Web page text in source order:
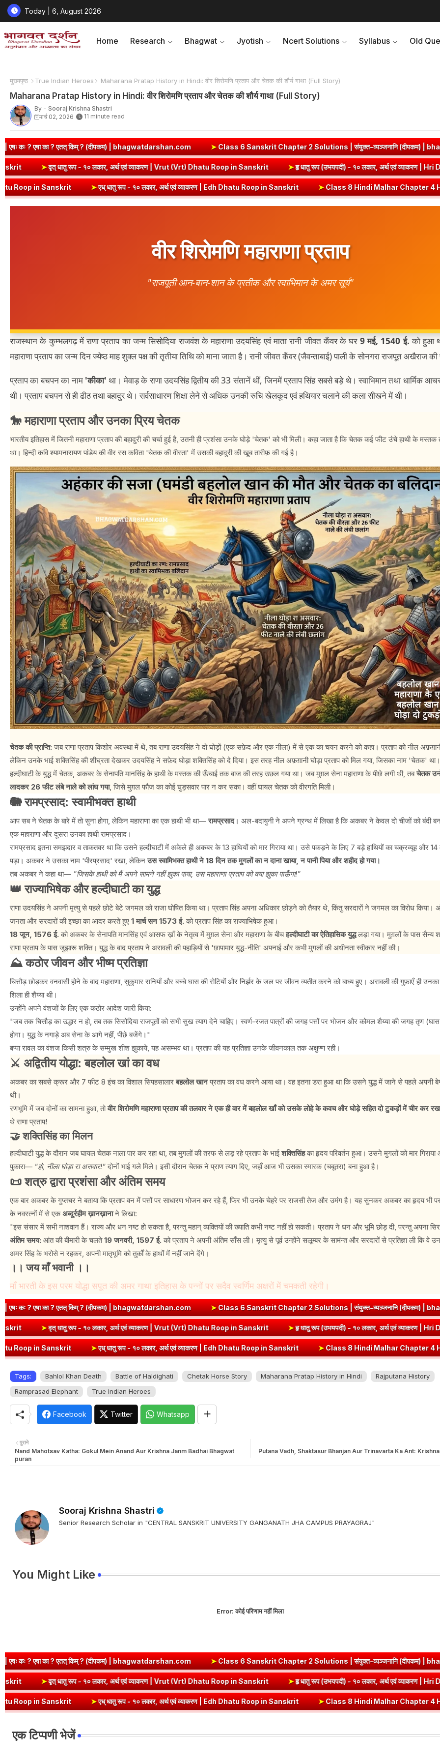
Today | 6, August 2026
Home Research Bhagwat Jyotish Ncert Solutions Syllabus Old
मुख्यपृष्ठ ​True Indian Heroes Maharana Pratap History in Hindi: वीर शिरोमणि प्रताप और चेतक की शौर्य गाथा (Full Story)
Maharana Pratap History in Hindi: वीर शिरोमणि प्रताप और चेतक की शौर्य गाथा (Full Story)
By - Sooraj Krishna Shastri
मार्च 02, 2026
11 minute read
| bhagwatdarshan.com ➤Class 6 Sanskrit Chapter 2 Solutions | संयुक्त-व्यञ्जनानि (दीपकम) | bhagwatdarshan.com ➤
| Kri Dhatu Roop in Sanskrit ➤वृत् धातु रूप - १० लकार, अर्थ एवं व्याकरण | Vrut (Vrt) Dhatu Roop in Sanskrit ➤हृ धातु रूप (उभयपदी) -
➤एध् धातु रूप - १० लकार, अर्थ एवं व्याकरण | Edh Dhatu Roop in Sanskrit ➤Class 8 Hindi Malhar Chapter 4 Haridwar | हरिद्वार पाठ का सारांश
वीर शिरोमणि महाराणा प्रताप
"राजपूती आन-बान-शान के प्रतीक और स्वाभिमान के अमर सूर्य"
राजस्थान के कुम्भलगढ़ में राणा प्रताप का जन्म सिसोदिया राजवंश के महाराणा उदयसिंह एवं माता रानी जीवत कँवर के घर 9 मई, 1540 ई. को हुआ
महाराणा प्रताप का जन्म दिन ज्येष्ठ माह शुक्ल पक्ष की तृतीया तिथि को माना जाता है। रानी जीवत कँवर (जैवन्ताबाई) पाली के सोनगरा राजपूत अखैराज की
प्रताप का बचपन का नाम 'कीका' था। मेवाड़ के राणा उदयसिंह द्वितीय की 33 संतानें थीं, जिनमें प्रताप सिंह सबसे बड़े थे। स्वाभिमान तथा धार्मिक
थी। प्रताप बचपन से ही ढीठ तथा बहादुर थे। सर्वसाधारण शिक्षा लेने से अधिक उनकी रुचि खेलकूद एवं हथियार चलाने की कला सीखने में थी।
🐎 महाराणा प्रताप और उनका प्रिय चेतक
भारतीय इतिहास में जितनी महाराणा प्रताप की बहादुरी की चर्चा हुई है, उतनी ही प्रशंसा उनके घोड़े 'चेतक' को भी मिली। कहा जाता है कि चेतक कई फीट उंचे हाथी के
था। हिन्दी कवि श्यामनारायण पांडेय की वीर रस कविता 'चेतक की वीरता' में उसकी बहादुरी की खूब तारीफ़ की गई है।
चेतक की प्राप्ति: जब राणा प्रताप किशोर अवस्था में थे, तब राणा उदयसिंह ने दो घोड़ों (एक सफ़ेद और एक नीला) में से एक का चयन करने को कहा। प्रताप को नील
लेकिन उनके भाई शक्तिसिंह की शीघ्रता देखकर उदयसिंह ने सफ़ेद घोड़ा शक्तिसिंह को दे दिया। इस तरह नील अफ़ग़ानी घोड़ा प्रताप को मिल गया, जिसका नाम 'चेतक' था।
हल्दीघाटी के युद्ध में चेतक, अकबर के सेनापति मानसिंह के हाथी के मस्तक की ऊँचाई तक बाज की तरह उछल गया था। जब मुग़ल सेना महाराणा के पीछे लगी थी, तबचेतक
लादकर 26 फीट लंबे नाले को लांघ गया, जिसे मुग़ल फौज का कोई घुड़सवार पार न कर सका। वहीं घायल चेतक को वीरगति मिली।
🐘 रामप्रसाद: स्वामीभक्त हाथी
आप सब ने चेतक के बारे में तो सुना होगा, लेकिन महाराणा का एक हाथी भी था—रामप्रसाद। अल-बदायुनी ने अपने ग्रन्थ में लिखा है कि अकबर ने केवल दो चीजों को बंदी
एक महाराणा और दूसरा उनका हाथी रामप्रसाद।
रामप्रसाद इतना समझदार व ताकतवर था कि उसने हल्दीघाटी में अकेले ही अकबर के 13 हाथियों को मार गिराया था। उसे पकड़ने के लिए 7 बड़े हाथियों का चक्रव्यूह और 14
पड़ा। अकबर ने उसका नाम 'पीरप्रसाद' रखा, लेकिनउस स्वामिभक्त हाथी ने 18 दिन तक मुगलों का न दाना खाया, न पानी पिया और शहीद हो गया।
तब अकबर ने कहा था— "जिसके हाथी को मैं अपने सामने नहीं झुका पाया, उस महाराणा प्रताप को क्या झुका पाऊँगा!"
👑 राज्याभिषेक और हल्दीघाटी का युद्ध
राणा उदयसिंह ने अपनी मृत्यु से पहले छोटे बेटे जगमल को राजा घोषित किया था। प्रताप सिंह अपना अधिकार छोड़ने को तैयार थे, किंतु सरदारों ने जगमल का विरोध किया।
जनता और सरदारों की इच्छा का आदर करते हुए 1 मार्च सन 1573 ई. को प्रताप सिंह का राज्याभिषेक हुआ।
18 जून, 1576 ई. को अकबर के सेनापति मानसिंह एवं आसफ ख़ाँ के नेतृत्व में मुग़ल सेना और महाराणा के बीचहल्दीघाटी का ऐतिहासिक युद्धलड़ा गया। मुग़लों के पास सैन्य
राणा प्रताप के पास जुझारू शक्ति। युद्ध के बाद प्रताप ने अरावली की पहाड़ियों से 'छापामार युद्ध-नीति' अपनाई और कभी मुगलों की अधीनता स्वीकार नहीं की।
⛰️ कठोर जीवन और भीष्म प्रतिज्ञा
चित्तौड़ छोड़कर वनवासी होने के बाद महाराणा, सुकुमार रानियाँ और बच्चे घास की रोटियों और निर्झर के जल पर जीवन व्यतीत करने को बाध्य हुए। अरावली की गुफ़ाएँ ही
शिला ही शैय्या थी।
उन्होंने अपने वंशजों के लिए एक कठोर आदेश जारी किया:
"जब तक चित्तौड़ का उद्धार न हो, तब तक सिसोदिया राजपूतों को सभी सुख त्याग देने चाहिए। स्वर्ण-रजत पात्रों की जगह पत्तों पर भोजन और कोमल शैय्या की जगह तृण
होगा। युद्ध के नगाड़े अब सेना के आगे नहीं, पीछे बजेंगे।"
बप्पा रावल का वंशज किसी शत्रु के सम्मुख शीश झुकाये, यह असम्भव था। प्रताप की यह प्रतिज्ञा उनके जीवनकाल तक अक्षुण्ण रही।
⚔️ अद्वितीय योद्धा: बहलोल खां का वध
अकबर का सबसे क्रूर और 7 फीट 8 इंच का विशाल सिपहसालारबहलोल खानप्रताप का वध करने आया था। वह इतना डरा हुआ था कि उसने युद्ध में जाने से पहले अपनी
थी।
रणभूमि में जब दोनों का सामना हुआ, तोवीर शिरोमणि महाराणा प्रताप की तलवार ने एक ही वार में बहलोल खाँ को उसके लोहे के कवच और घोड़े सहित दो टुकड़ों में चीर कर रख
थे राणा प्रताप!
🤝 शक्तिसिंह का मिलन
हल्दीघाटी युद्ध के दौरान जब घायल चेतक नाला पार कर रहा था, तब मुगलों की तरफ से लड़ रहे प्रताप के भाईशक्तिसिंहका हृदय परिवर्तन हुआ। उसने मुगलों को मार गिराया
पुकारा— "हो, नीला घोड़ा रा असवार!"दोनों भाई गले मिले। इसी दौरान चेतक ने प्राण त्याग दिए, जहाँ आज भी उसका स्मारक (चबूतरा) बना हुआ है।
📜 शत्रु द्वारा प्रशंसा और अंतिम समय
एक बार अकबर के गुप्तचर ने बताया कि प्रताप वन में पत्तों पर साधारण भोजन कर रहे हैं, फिर भी उनके चेहरे पर राजसी तेज और उमंग है। यह सुनकर अकबर का हृदय भी
के नवरत्नों में से एकअब्दुर्रहीम ख़ानख़ानाने लिखा:
"इस संसार में सभी नाशवान हैं। राज्य और धन नष्ट हो सकता है, परन्तु महान् व्यक्तियों की ख्याति कभी नष्ट नहीं हो सकती। प्रताप ने धन और भूमि छोड़ दी, परन्तु अपना
अंतिम समय: आंत की बीमारी के चलते19 जनवरी, 1597 ई. को प्रताप ने अपनी अंतिम साँस ली। मृत्यु से पूर्व उन्होंने सलूम्बर के सामंन्त और सरदारों से प्रतिज्ञा ली कि वे
अमर सिंह के भरोसे न रहकर, अपनी मातृभूमि को तुर्कों के हाथों में नहीं जाने देंगे।
।। जय माँ भवानी ।।
माँ भारती के इस परम योद्धा सपूत की अमर गाथा इतिहास के पन्नों पर सदैव स्वर्णिम अक्षरों में चमकती रहेगी।
| bhagwatdarshan.com ➤Class 6 Sanskrit Chapter 2 Solutions | संयुक्त-व्यञ्जनानि (दीपकम) | bhagwatdarshan.com ➤
| Kri Dhatu Roop in Sanskrit ➤वृत् धातु रूप - १० लकार, अर्थ एवं व्याकरण | Vrut (Vrt) Dhatu Roop in Sanskrit ➤हृ धातु रूप (उभयपदी) -
➤एध् धातु रूप - १० लकार, अर्थ एवं व्याकरण | Edh Dhatu Roop in Sanskrit ➤Class 8 Hindi Malhar Chapter 4 Haridwar | हरिद्वार पाठ का सारांश
Tags: ​Bahlol Khan Death ​Battle of Haldighati ​Chetak Horse Story Maharana Pratap History in Hindi
​Rajputana History
​Ramprasad Elephant
​True Indian Heroes
Facebook Twitter Whatsapp
Putana Vadh, Shaktasur Bhanjan Aur Trinavarta Ka Ant:
पुराने
Nand Mahotsav Katha: Gokul Mein Anand Aur Krishna Janm Badhai Bhagwat
puran
Sooraj Krishna Shastri
Senior Research Scholar in "CENTRAL SANSKRIT UNIVERSITY GANGANATH JHA CAMPUS PRAYAGRAJ"
You Might Like
Error:कोई परिणाम नहीं मिला
| bhagwatdarshan.com ➤Class 6 Sanskrit Chapter 2 Solutions | संयुक्त-व्यञ्जनानि (दीपकम) | bhagwatdarshan.com ➤
| Kri Dhatu Roop in Sanskrit ➤वृत् धातु रूप - १० लकार, अर्थ एवं व्याकरण | Vrut (Vrt) Dhatu Roop in Sanskrit ➤हृ धातु रूप (उभयपदी) -
➤एध् धातु रूप - १० लकार, अर्थ एवं व्याकरण | Edh Dhatu Roop in Sanskrit ➤Class 8 Hindi Malhar Chapter 4 Haridwar | हरिद्वार पाठ का सारांश
एक टिप्पणी भेजें